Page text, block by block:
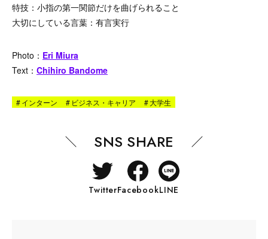
特技：小指の第一関節だけを曲げられること
大切にしている言葉：​​​​有言実行
Photo： Eri Miura
Text： Chihiro Bandome
#インターン # ビジネス・キャリア #大学生
SNS SHARE
TwitterFacebookLINE